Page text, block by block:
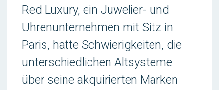
Red Luxury, ein Juwelier- und
Uhrenunternehmen mit Sitz in
Paris, hatte Schwierigkeiten, die
unterschiedlichen Altsysteme
über seine akquirierten Marken